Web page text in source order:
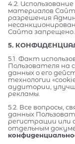
4.2.
материалов
разрешения
Сайта запрещено.
5.
5.1. Факт
Пользователя на
данных о его
технологии
аудитории,
рекламы.
5.2. Все вопросы,
данных
регистрации или
отдельным